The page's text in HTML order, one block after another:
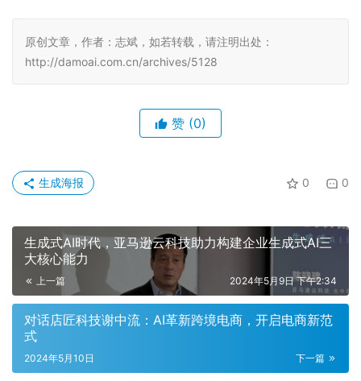
原创文章，作者：志斌，如若转载，请注明出处：
http://damoai.com.cn/archives/5128
赞 (0)
0 0
生成海报
生成式AI时代，亚马逊云科技助力构建企业生成式AI三
大核心能力
上一篇 2024年5月9日 下午2:34
对话店匠科技谢中流：AI革新跨境电商，开启电商新范
式
下一篇
2024年5月10日